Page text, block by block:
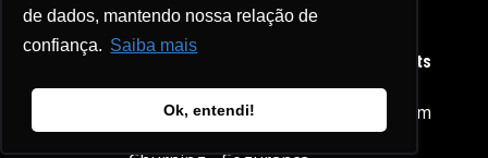
de dados, mantendo nossa relação de
confiança. Saiba mais
Ok, entendi!
Copyright © 2026 Diário de Viagens SkyTeam. All rights
Home SkyTeam
LinkPag SkyTeam
Carteira Digital
Treinamentos